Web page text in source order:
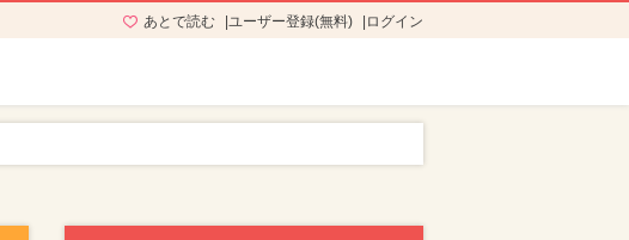
あとで読む ユーザー登録(無料) ログイン